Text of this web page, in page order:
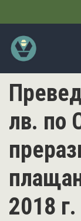
лв. по
2018 г.